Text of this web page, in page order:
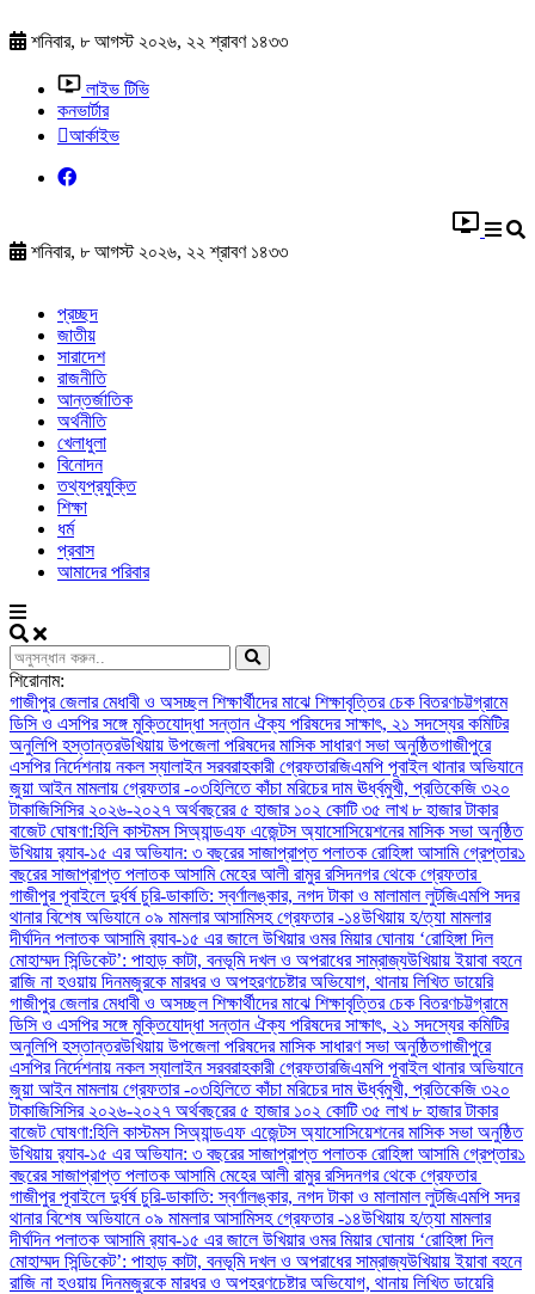
শনিবার, ৮ আগস্ট ২০২৬, ২২ শ্রাবণ ১৪৩৩
লাইভ টিভি
কনভার্টার
আর্কাইভ
শনিবার, ৮ আগস্ট ২০২৬, ২২ শ্রাবণ ১৪৩৩
প্রচ্ছদ
জাতীয়
সারাদেশ
রাজনীতি
আন্তর্জাতিক
অর্থনীতি
খেলাধুলা
বিনোদন
তথ্যপ্রযুক্তি
শিক্ষা
ধর্ম
প্রবাস
আমাদের পরিবার
শিরোনাম:
গাজীপুর জেলার মেধাবী ও অসচ্ছল শিক্ষার্থীদের মাঝে শিক্ষাবৃত্তির চেক বিতরণচট্টগ্রামে
ডিসি ও এসপির সঙ্গে মুক্তিযোদ্ধা সন্তান ঐক্য পরিষদের সাক্ষাৎ, ২১ সদস্যের কমিটির
অনুলিপি হস্তান্তরউখিয়ায় উপজেলা পরিষদের মাসিক সাধারণ সভা অনুষ্ঠিতগাজীপুরে
এসপির নির্দেশনায় নকল স্যালাইন সরবরাহকারী গ্রেফতারজিএমপি পূবাইল থানার অভিযানে
জুয়া আইন মামলায় গ্রেফতার -০৩হিলিতে কাঁচা মরিচের দাম ঊর্ধ্বমুখী, প্রতিকেজি ৩২০
টাকাজিসিসির ২০২৬-২০২৭ অর্থবছরের ৫ হাজার ১০২ কোটি ৩৫ লাখ ৮ হাজার টাকার
বাজেট ঘোষণা:হিলি কাস্টমস সিঅ্যান্ডএফ এজেন্টস অ্যাসোসিয়েশনের মাসিক সভা অনুষ্ঠিত
উখিয়ায় র‍্যাব-১৫ এর অভিযান: ৩ বছরের সাজাপ্রাপ্ত পলাতক রোহিঙ্গা আসামি গ্রেপ্তার১
বছরের সাজাপ্রাপ্ত পলাতক আসামি মেহের আলী রামুর রসিদনগর থেকে গ্রেফতার ‎
গাজীপুর পূবাইলে দুর্ধর্ষ চুরি-ডাকাতি: স্বর্ণালঙ্কার, নগদ টাকা ও মালামাল লুটজিএমপি সদর
থানার বিশেষ অভিযানে ০৯ মামলার আসামিসহ গ্রেফতার -১৪উখিয়ায় হ/ত্যা মামলার
দীর্ঘদিন পলাতক আসামি র‌্যাব-১৫ এর জালে ‎‎উখিয়ার ওমর মিয়ার ঘোনায় ‘রোহিঙ্গা দিল
মোহাম্মদ সিন্ডিকেট’: পাহাড় কাটা, বনভূমি দখল ও অপরাধের সাম্রাজ্যউখিয়ায় ইয়াবা বহনে
রাজি না হওয়ায় দিনমজুরকে মারধর ও অপহরণচেষ্টার অভিযোগ, থানায় লিখিত ডায়েরি
গাজীপুর জেলার মেধাবী ও অসচ্ছল শিক্ষার্থীদের মাঝে শিক্ষাবৃত্তির চেক বিতরণচট্টগ্রামে
ডিসি ও এসপির সঙ্গে মুক্তিযোদ্ধা সন্তান ঐক্য পরিষদের সাক্ষাৎ, ২১ সদস্যের কমিটির
অনুলিপি হস্তান্তরউখিয়ায় উপজেলা পরিষদের মাসিক সাধারণ সভা অনুষ্ঠিতগাজীপুরে
এসপির নির্দেশনায় নকল স্যালাইন সরবরাহকারী গ্রেফতারজিএমপি পূবাইল থানার অভিযানে
জুয়া আইন মামলায় গ্রেফতার -০৩হিলিতে কাঁচা মরিচের দাম ঊর্ধ্বমুখী, প্রতিকেজি ৩২০
টাকাজিসিসির ২০২৬-২০২৭ অর্থবছরের ৫ হাজার ১০২ কোটি ৩৫ লাখ ৮ হাজার টাকার
বাজেট ঘোষণা:হিলি কাস্টমস সিঅ্যান্ডএফ এজেন্টস অ্যাসোসিয়েশনের মাসিক সভা অনুষ্ঠিত
উখিয়ায় র‍্যাব-১৫ এর অভিযান: ৩ বছরের সাজাপ্রাপ্ত পলাতক রোহিঙ্গা আসামি গ্রেপ্তার১
বছরের সাজাপ্রাপ্ত পলাতক আসামি মেহের আলী রামুর রসিদনগর থেকে গ্রেফতার ‎
গাজীপুর পূবাইলে দুর্ধর্ষ চুরি-ডাকাতি: স্বর্ণালঙ্কার, নগদ টাকা ও মালামাল লুটজিএমপি সদর
থানার বিশেষ অভিযানে ০৯ মামলার আসামিসহ গ্রেফতার -১৪উখিয়ায় হ/ত্যা মামলার
দীর্ঘদিন পলাতক আসামি র‌্যাব-১৫ এর জালে ‎‎উখিয়ার ওমর মিয়ার ঘোনায় ‘রোহিঙ্গা দিল
মোহাম্মদ সিন্ডিকেট’: পাহাড় কাটা, বনভূমি দখল ও অপরাধের সাম্রাজ্যউখিয়ায় ইয়াবা বহনে
রাজি না হওয়ায় দিনমজুরকে মারধর ও অপহরণচেষ্টার অভিযোগ, থানায় লিখিত ডায়েরি